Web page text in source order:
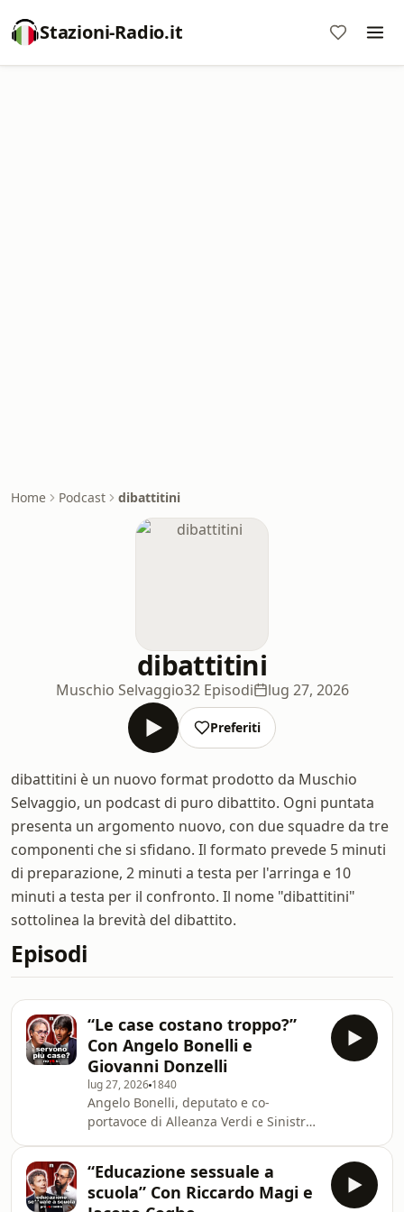
Stazioni-Radio.it
Home Podcast dibattitini
dibattitini
Muschio Selvaggio32 Episodi lug 27, 2026
Preferiti
dibattitini è un nuovo format prodotto da Muschio
Selvaggio, un podcast di puro dibattito. Ogni puntata
presenta un argomento nuovo, con due squadre da tre
componenti che si sfidano. Il formato prevede 5 minuti
di preparazione, 2 minuti a testa per l'arringa e 10
minuti a testa per il confronto. Il nome "dibattitini"
sottolinea la brevità del dibattito.
Episodi
“Le case costano troppo?”
Con Angelo Bonelli e
Giovanni Donzelli
lug 27, 2026 1840
Angelo Bonelli, deputato e co-
portavoce di Alleanza Verdi e Sinistra,
Piano Casa e dell’emergenza abitativa,
analizzando le priorità di intervento e
“Educazione sessuale a
scuola” Con Riccardo Magi e